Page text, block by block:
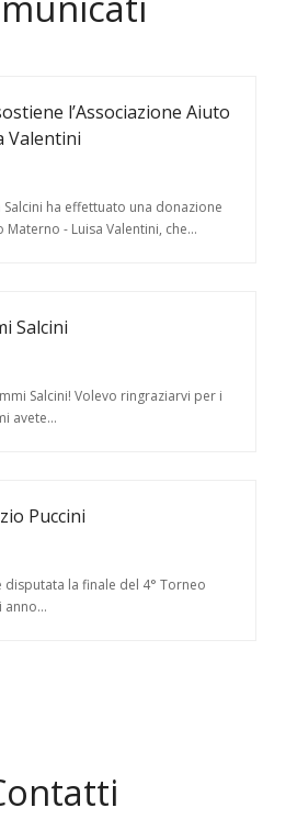
l’Associazione Aiuto
Valentini
ha effettuato una donazione
Materno - Luisa Valentini, che…
Salcini
Salcini! Volevo ringraziarvi per i
avete…
Puccini
disputata la finale del 4° Torneo
anno…